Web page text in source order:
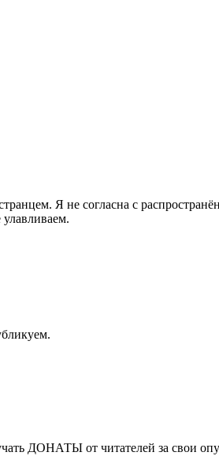
Я не согласна с
ДОНАТЫ от читателей за свои